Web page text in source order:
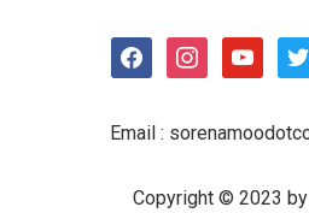
facebookinstagramyoutube
Email :
Copyright © 2023 by